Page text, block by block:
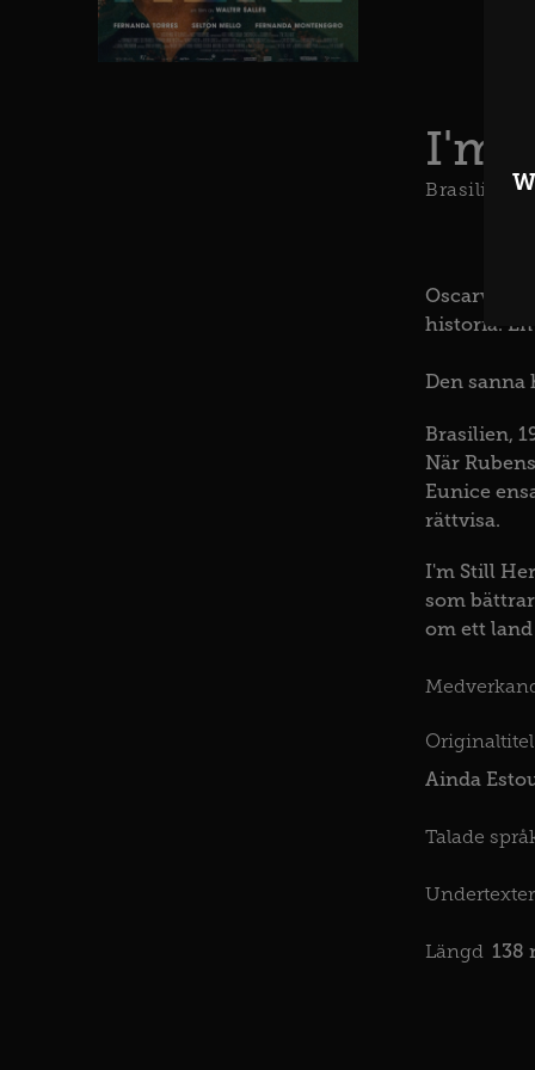
I'm
Brasilien
historia.
Den
Brasilien,
När
Eunice
rättvisa.
I'm Still
som
om ett
Originaltitel
Ainda
Talade
Undertexter
Längd 138